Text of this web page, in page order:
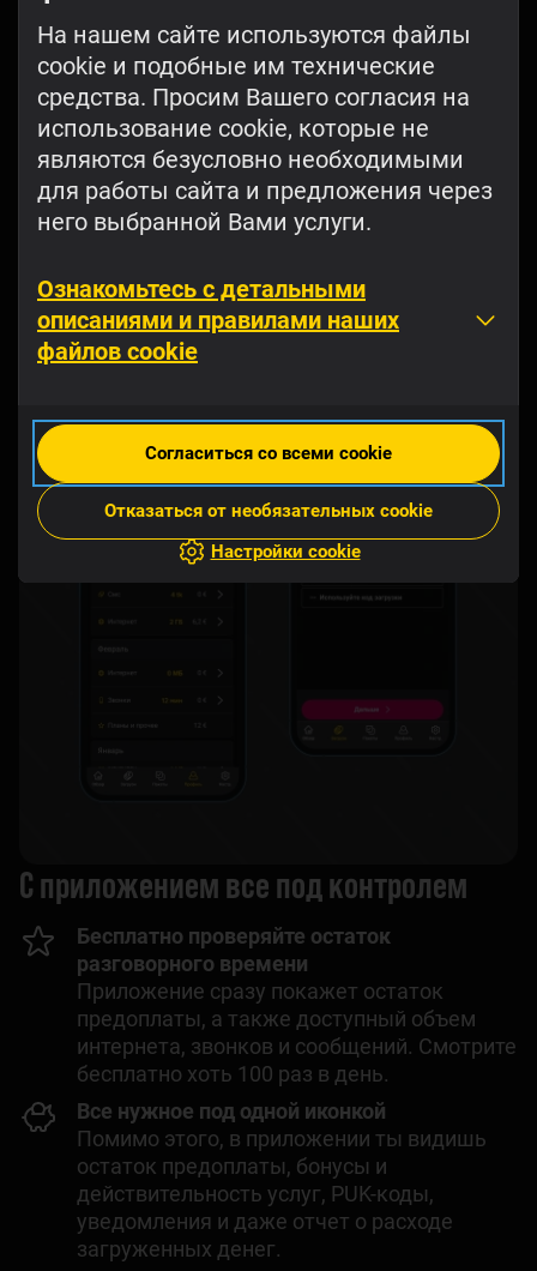
На нашем сайте используются файлы
cookie и подобные им технические
средства. Просим Вашего согласия на
использование cookie, которые не
являются безусловно необходимыми
для работы сайта и предложения через
него выбранной Вами услуги.
Ознакомьтесь с детальными
описаниями и правилами наших
файлов cookie
Согласиться со всеми cookie
Отказаться от необязательных cookie
Настройки cookie
В приложении вы получаете
бонусные деньги за каждое пятое
пополнение счета. Кроме того, здесь
удобно отслеживать срок действия своих
бонусов.
Выберите пакет
Если бонусы за пополнение счета
подходит именно вам. Так выгодней!
С приложением все под контролем
Бесплатно проверяйте остаток
разговорного времени
Приложение сразу покажет остаток
предоплаты, а также доступный объем
интернета, звонков и сообщений. Смотрите
бесплатно хоть 100 раз в день.
Все нужное под одной иконкой
Помимо этого, в приложении ты видишь
остаток предоплаты, бонусы и
действительность услуг, PUK-коды,
уведомления и даже отчет о расходе
загруженных денег.